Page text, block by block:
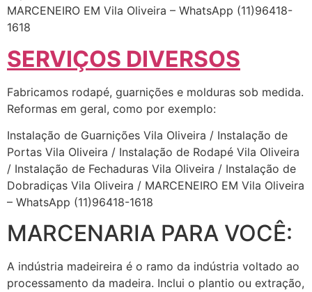
MARCENEIRO EM Vila Oliveira – WhatsApp (11)96418-
1618
SERVIÇOS DIVERSOS
Fabricamos rodapé, guarnições e molduras sob medida.
Reformas em geral, como por exemplo:
Instalação de Guarnições Vila Oliveira / Instalação de
Portas Vila Oliveira / Instalação de Rodapé Vila Oliveira
/ Instalação de Fechaduras Vila Oliveira / Instalação de
Dobradiças Vila Oliveira / MARCENEIRO EM Vila Oliveira
– WhatsApp (11)96418-1618
MARCENARIA PARA VOCÊ:
A indústria madeireira é o ramo da indústria voltado ao
processamento da madeira. Inclui o plantio ou extração,